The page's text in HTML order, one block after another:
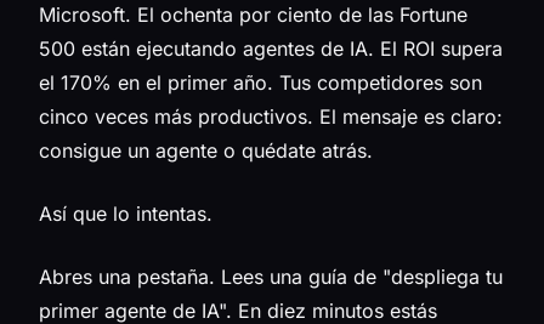
Microsoft. El ochenta por ciento de las Fortune
500 están ejecutando agentes de IA. El ROI supera
el 170% en el primer año. Tus competidores son
cinco veces más productivos. El mensaje es claro:
consigue un agente o quédate atrás.
Así que lo intentas.
Abres una pestaña. Lees una guía de "despliega tu
primer agente de IA". En diez minutos estás